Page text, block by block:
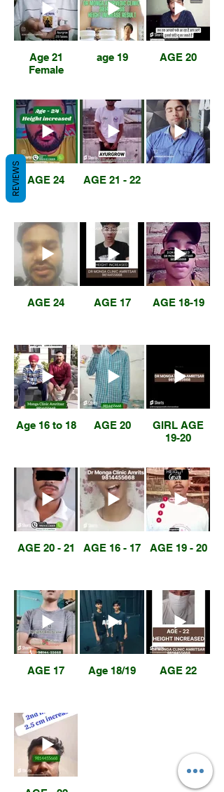
Age 21
Female
age 19 AGE 20
AGE 24 AGE 21 - 22
AGE 24 AGE 17 AGE 18-19
Age 16 to 18 AGE 20
GIRL AGE
19-20
AGE 20 - 21 AGE 16 - 17 AGE 19 - 20
AGE 17 Age 18/19 AGE 22
REVIEWS